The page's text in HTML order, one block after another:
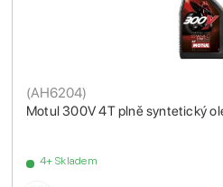
Motul 300V 4T plně syntetický
(AH6204)
4+ Skladem